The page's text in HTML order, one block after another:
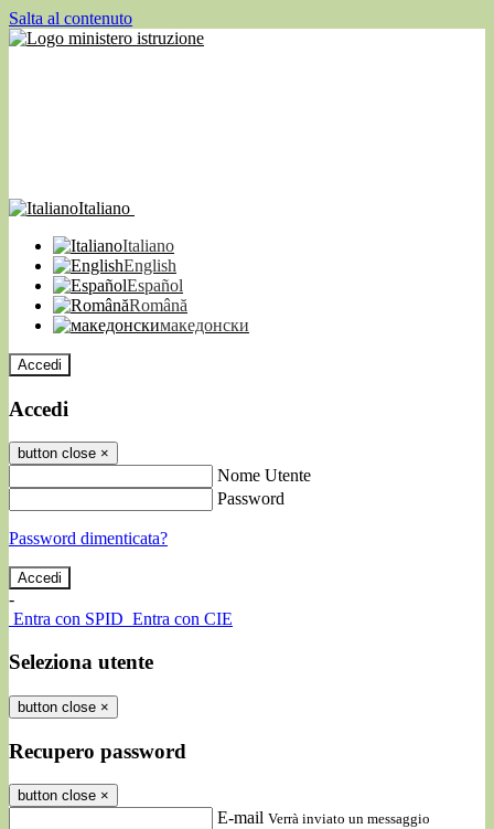
Salta al contenuto
Italiano
Italiano
English
Español
Română
македонски
Accedi
Accedi
button close ×
Nome Utente
Password
Password dimenticata?
-
Entra con SPID Entra con CIE
Seleziona utente
button close ×
Recupero password
button close ×
E-mail Verrà inviato un messaggio